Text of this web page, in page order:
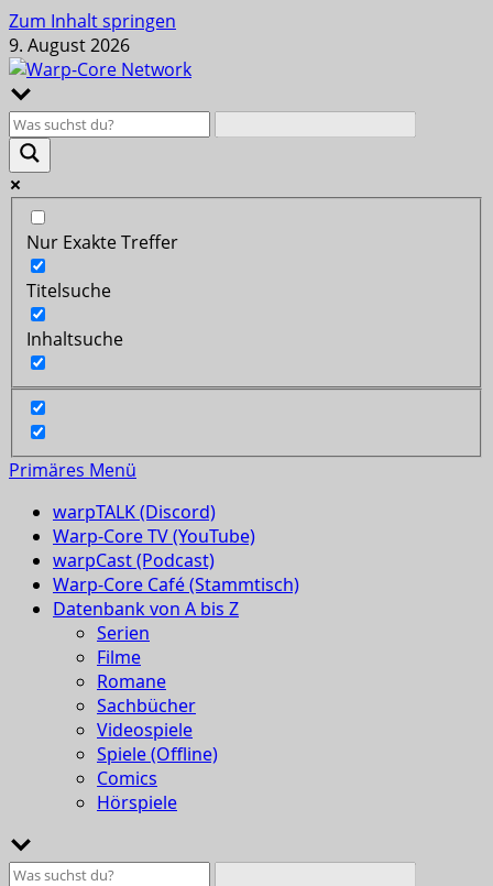
Zum Inhalt springen
9. August 2026
Nur Exakte Treffer
Titelsuche
Inhaltsuche
Primäres Menü
warpTALK (Discord)
Warp-Core TV (YouTube)
warpCast (Podcast)
Warp-Core Café (Stammtisch)
Datenbank von A bis Z
Serien
Filme
Romane
Sachbücher
Videospiele
Spiele (Offline)
Comics
Hörspiele